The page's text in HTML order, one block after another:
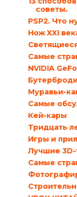
советы.
PSP2. Что
Нож XXI
Самые
NVIDIA
Муравьи-
Самые
Кей-кары
Тридцать
Игры и
Лучшие
Самые